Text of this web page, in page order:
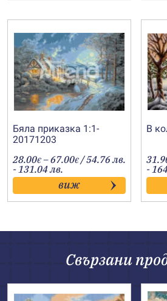
Бяла приказка 1:1-
20171203
28.00€ –67.00€Price
range:
28.00€
through
67.00€
/ 54.76 лв.
- 131.04 лв.
виж
В
-
Свързани